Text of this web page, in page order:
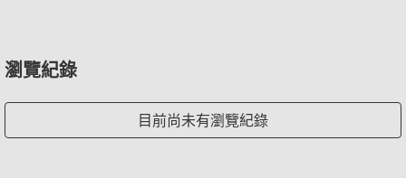
瀏覽紀錄
目前尚未有瀏覽紀錄